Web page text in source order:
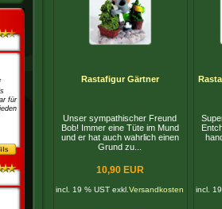
Rastafigur Gärtner
Unser sympathischer Freund
Bob! Immer eine Tüte im Mund
und er hat auch wahrlich einen
Grund zu...
10,90 EUR
incl. 19 % UST exkl.Versandkosten incl.
für